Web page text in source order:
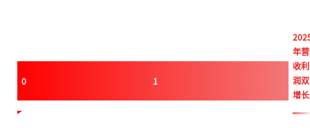
0 1
年营
收利
润双
增长